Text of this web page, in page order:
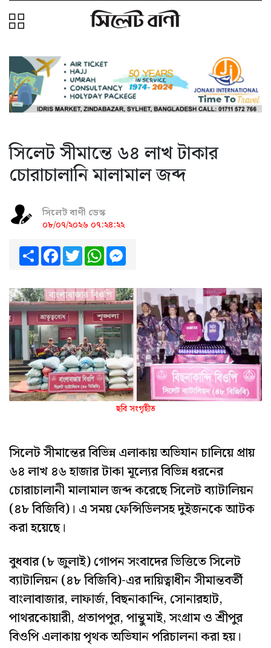
সিলেট সীমান্তে ৬৪ লাখ টাকার
চোরাচালানি মালামাল জব্দ
সিলেট বাণী ডেস্ক
০৮/০৭/২০২৬ ০৭:২৪:২২
ShareFacebook
TwitterWhatsApp
ছবি সংগৃহীত
সিলেট সীমান্তের বিভিন্ন এলাকায় অভিযান চালিয়ে প্রায়
৬৪ লাখ ৪৬ হাজার টাকা মূল্যের বিভিন্ন ধরনের
চোরাচালানী মালামাল জব্দ করেছে সিলেট ব্যাটালিয়ন
(৪৮ বিজিবি)। এ সময় ফেন্সিডিলসহ দুইজনকে আটক
করা হয়েছে।
বুধবার (৮ জুলাই) গোপন সংবাদের ভিত্তিতে সিলেট
ব্যাটালিয়ন (৪৮ বিজিবি)-এর দায়িত্বাধীন সীমান্তবর্তী
বাংলাবাজার, লাফার্জ, বিছনাকান্দি, সোনারহাট,
পাথরকোয়ারী, প্রতাপপুর, পান্থুমাই, সংগ্রাম ও শ্রীপুর
বিওপি এলাকায় পৃথক অভিযান পরিচালনা করা হয়।